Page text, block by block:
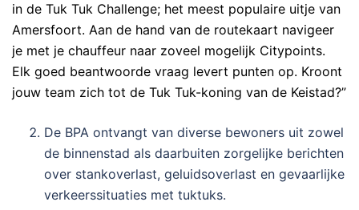
in de Tuk Tuk Challenge; het meest populaire uitje van
Amersfoort. Aan de hand van de routekaart navigeer
je met je chauffeur naar zoveel mogelijk Citypoints.
Elk goed beantwoorde vraag levert punten op. Kroont
jouw team zich tot de Tuk Tuk-koning van de Keistad?”
De BPA ontvangt van diverse bewoners uit zowel
de binnenstad als daarbuiten zorgelijke berichten
over stankoverlast, geluidsoverlast en gevaarlijke
verkeerssituaties met tuktuks.